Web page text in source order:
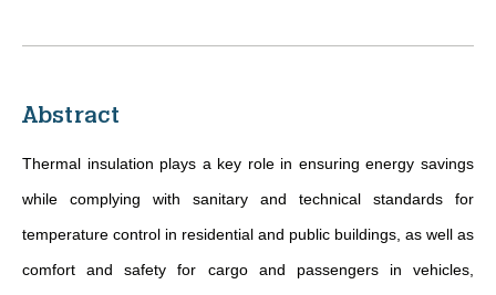
Abstract
Thermal insulation plays a key role in ensuring energy savings
while complying with sanitary and technical standards for
temperature control in residential and public buildings, as well as
comfort and safety for cargo and passengers in vehicles,